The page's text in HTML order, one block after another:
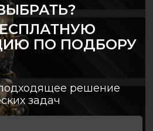
ПО ПОДБОРУ
решение
задач